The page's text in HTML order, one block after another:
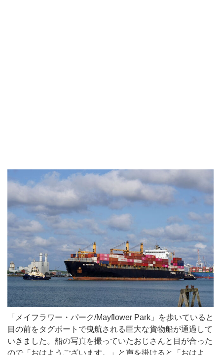
「メイフラワー・パーク/Mayflower Park」を歩いていると
目の前をタグボートで曳航される巨大な貨物船が通過して
いきました。船の写真を撮っていたおじさんと目が合った
ので「おはようございます。」と声を掛けると「おはよ